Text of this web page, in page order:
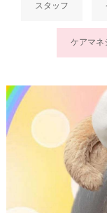
スタッフ
ケアマ